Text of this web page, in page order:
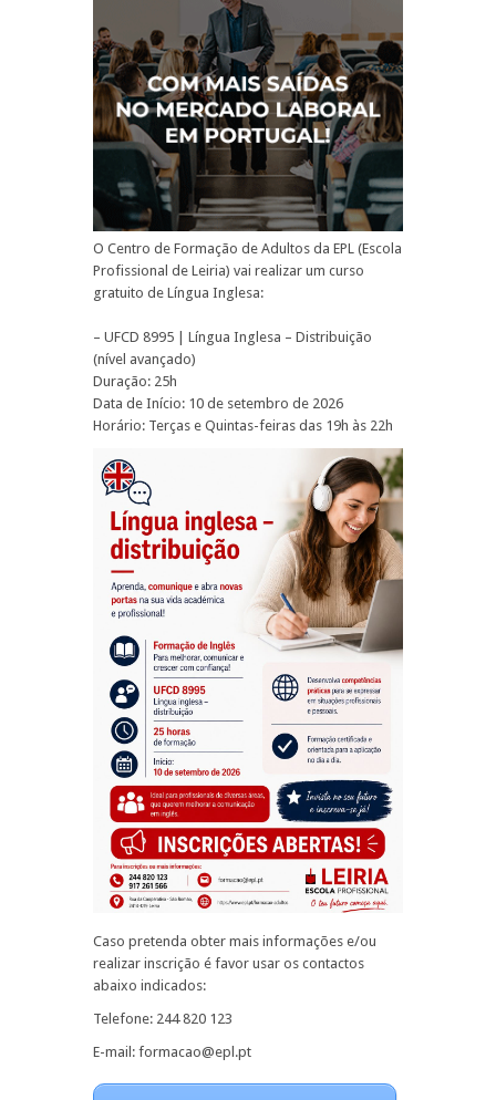
O Centro de Formação de Adultos da EPL (Escola
Profissional de Leiria) vai realizar um curso
gratuito de Língua Inglesa:
– UFCD 8995 | Língua Inglesa – Distribuição
(nível avançado)
Duração: 25h
Data de Início: 10 de setembro de 2026
Horário: Terças e Quintas-feiras das 19h às 22h
Caso pretenda obter mais informações e/ou
realizar inscrição é favor usar os contactos
abaixo indicados:
Telefone: 244 820 123
E-mail: formacao@epl.pt